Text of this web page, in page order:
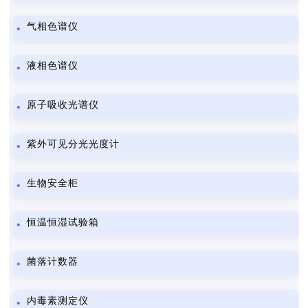
气相色谱仪
液相色谱仪
原子吸收光谱仪
紫外可见分光光度计
生物安全柜
恒温恒湿试验箱
菌落计数器
内毒素测定仪